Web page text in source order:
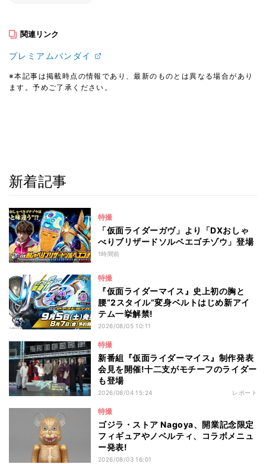
関連リンク
プレミアムバンダイ
※本記事は掲載時点の情報であり、最新のものとは異なる場合があり
ます。予めご了承ください。
新着記事
特撮
「仮面ライダーガヴ」より「DXおしゃ
べりブリザードソルベエゴチゾウ」登場
1時間前
特撮
『仮面ライダーマイス』史上初の胸と
腰“2スタイル”変身ベルトはじめ新アイ
テム一挙解禁!
2026/08/05 10:11
特撮
新番組『仮面ライダーマイス』制作発表
会見を開催!十二支がモチーフのライダー
も登場
2026/08/04 15:24 レポート
特撮
ゴジラ・ストア Nagoya、開業記念限定
フィギュアやノベルティ、コラボメニュ
ー発表!
2026/08/03 16:01